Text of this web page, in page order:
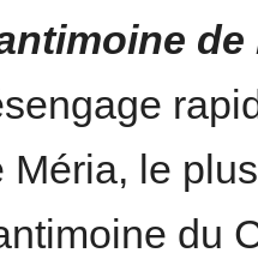
de
Méria, le
du